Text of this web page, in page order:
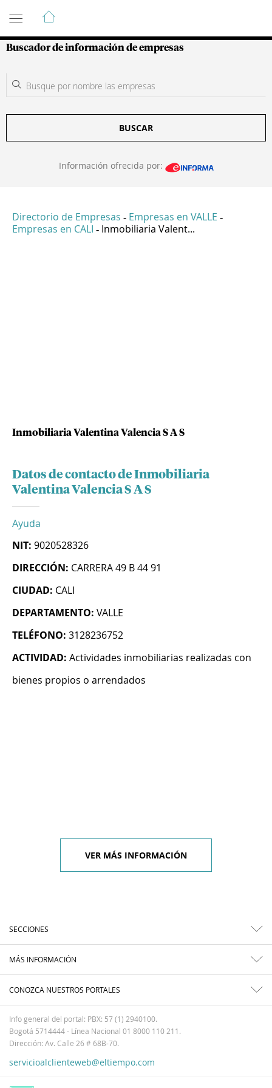
Guía de Empresas Colombianas
Buscador de información de empresas
BUSCAR
Información ofrecida por:
Directorio de Empresas - Empresas en VALLE -
Empresas en CALI - Inmobiliaria Valent...
Inmobiliaria Valentina Valencia S A S
Datos de contacto de Inmobiliaria
Valentina Valencia S A S
Ayuda
NIT: 9020528326
DIRECCIÓN: CARRERA 49 B 44 91
CIUDAD: CALI
DEPARTAMENTO: VALLE
TELÉFONO: 3128236752
ACTIVIDAD: Actividades inmobiliarias realizadas con
bienes propios o arrendados
VER MÁS INFORMACIÓN
SECCIONES
MÁS INFORMACIÓN
CONOZCA NUESTROS PORTALES
Info general del portal: PBX: 57 (1) 2940100.
Bogotá 5714444 - Línea Nacional 01 8000 110 211.
Dirección: Av. Calle 26 # 68B-70.
servicioalclienteweb@eltiempo.com